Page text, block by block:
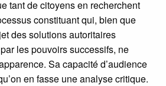
tant de citoyens en recherchent
constituant qui, bien que
des solutions autoritaires
les pouvoirs successifs, ne
Sa capacité d’audience
en fasse une analyse critique.